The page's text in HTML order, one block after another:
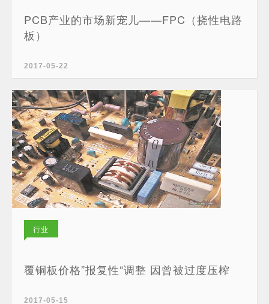
PCB产业的市场新宠儿——FPC（挠性电路
板）
2017-05-22
行业
新闻
覆铜板价格”报复性“调整 因曾被过度压榨
2017-05-15